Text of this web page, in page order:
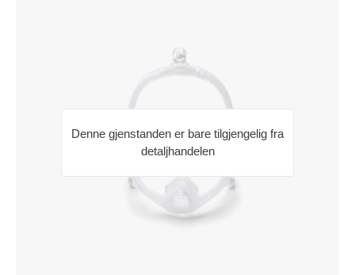
Denne gjenstanden er bare tilgjengelig fra
detaljhandelen